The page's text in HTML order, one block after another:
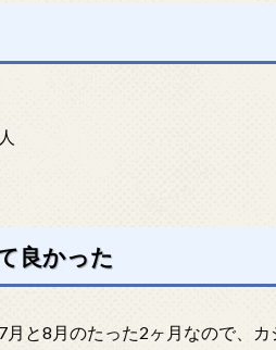
良かった
と8月のたった2ヶ月なので、